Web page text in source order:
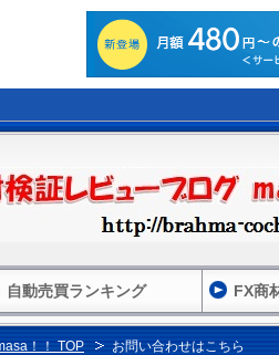
！！ TOP お問い合わせはこちら
自動売買ランキング FX商